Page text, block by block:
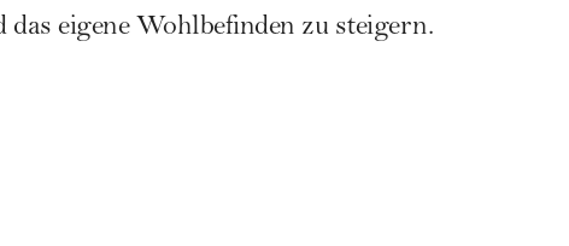
das eigene Wohlbefinden zu steigern.